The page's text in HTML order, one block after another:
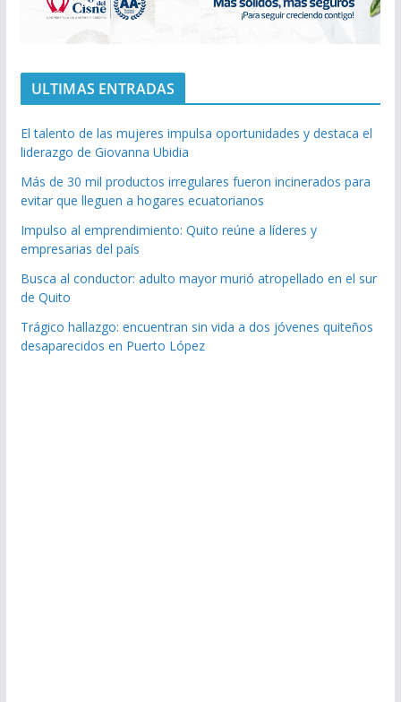
ULTIMAS ENTRADAS
El talento de las mujeres impulsa oportunidades y destaca el
liderazgo de Giovanna Ubidia
Más de 30 mil productos irregulares fueron incinerados para
evitar que lleguen a hogares ecuatorianos
Impulso al emprendimiento: Quito reúne a líderes y
empresarias del país
Busca al conductor: adulto mayor murió atropellado en el sur
de Quito
Trágico hallazgo: encuentran sin vida a dos jóvenes quiteños
desaparecidos en Puerto López